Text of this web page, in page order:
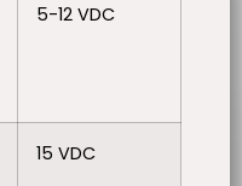
5-12 VDC
15 VDC